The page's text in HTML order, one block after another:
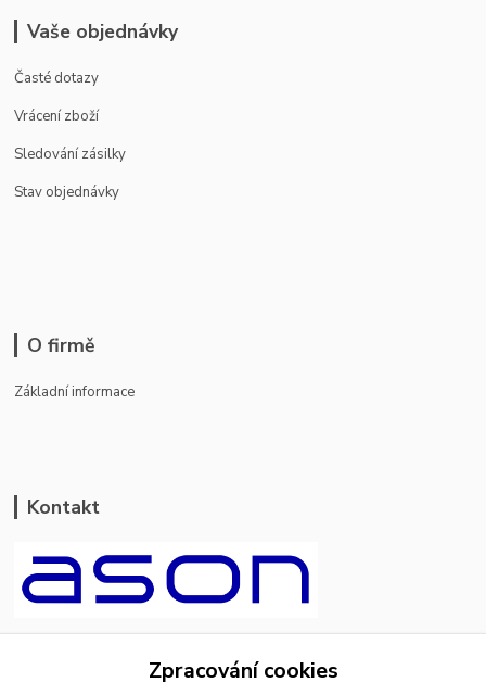
Vaše objednávky
Časté dotazy
Vrácení zboží
Sledování zásilky
Stav objednávky
O firmě
Základní informace
Kontakt
Zpracování cookies